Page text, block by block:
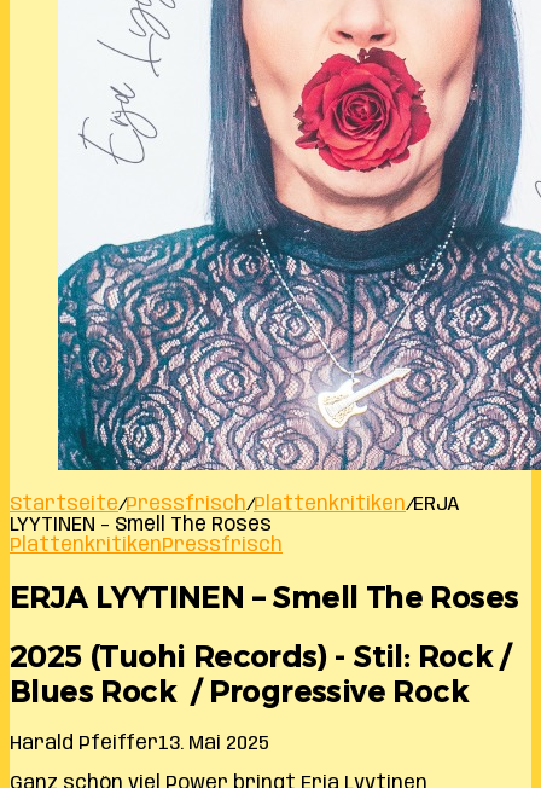
Startseite/Pressfrisch/Plattenkritiken/ERJA
LYYTINEN – Smell The Roses
PlattenkritikenPressfrisch
ERJA LYYTINEN – Smell The Roses
2025 (Tuohi Records) - Stil: Rock /
Blues Rock / Progressive Rock
Harald Pfeiffer13. Mai 2025
Ganz schön viel Power bringt Erja Lyytinen,